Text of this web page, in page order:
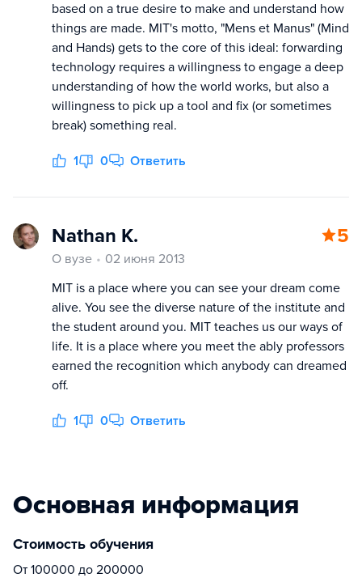
based on a true desire to make and understand how
things are made. MIT's motto, "Mens et Manus" (Mind
and Hands) gets to the core of this ideal: forwarding
technology requires a willingness to engage a deep
understanding of how the world works, but also a
willingness to pick up a tool and fix (or sometimes
break) something real.
1 0 Ответить
Nathan K. 5
О вузе
02 июня 2013
MIT is a place where you can see your dream come
alive. You see the diverse nature of the institute and
the student around you. MIT teaches us our ways of
life. It is a place where you meet the ably professors
earned the recognition which anybody can dreamed
off.
1 0 Ответить
Основная информация
Стоимость обучения
От 100000 до 200000